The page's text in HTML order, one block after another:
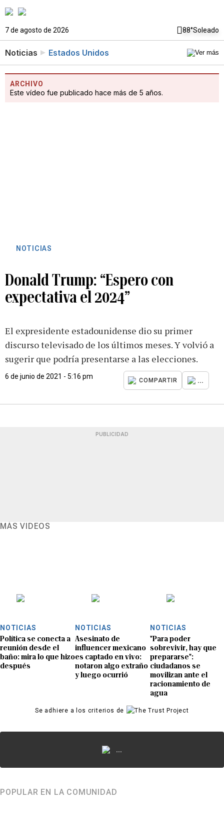
7 de agosto de 2026 88°Soleado
Noticias Estados Unidos
ARCHIVO
Este vídeo fue publicado hace más de 5 años.
NOTICIAS
Donald Trump: “Espero con
expectativa el 2024”
El expresidente estadounidense dio su primer
discurso televisado de los últimos meses. Y volvió a
sugerir que podría presentarse a las elecciones.
6 de junio de 2021 - 5:16 pm
COMPARTIR ...
PUBLICIDAD
MÁS VIDEOS
NOTICIAS
Política se conecta a
reunión desde el
baño: mira lo que hizo
después
NOTICIAS
Asesinato de
influencer mexicano
es captado en vivo:
notaron algo extraño
y luego ocurrió
NOTICIAS
"Para poder
sobrevivir, hay que
prepararse":
ciudadanos se
movilizan ante el
racionamiento de
agua
Se adhiere a los criterios de
...
POPULAR EN LA COMUNIDAD